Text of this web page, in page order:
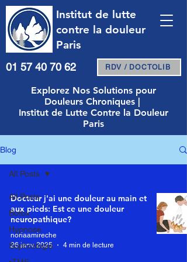
01 57 40 70 62 RDV / DOCTOLIB
Institut de lutte
contre la douleur
Paris
Explorez Nos Solutions pour
Douleurs Chroniques |
Institut de Lutte Contre la Douleur
Paris
Blog
All Posts
Botox
Hypnose
Sophrologie
All Posts
Docteur j'ai une douleur au main et
aux pieds: Est ce une douleur
neuropathique?
noriaamireche
26 janv. 2025
4 min de lecture